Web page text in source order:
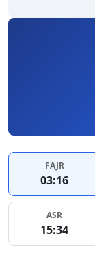
FAJR
03:16
ASR
15:34